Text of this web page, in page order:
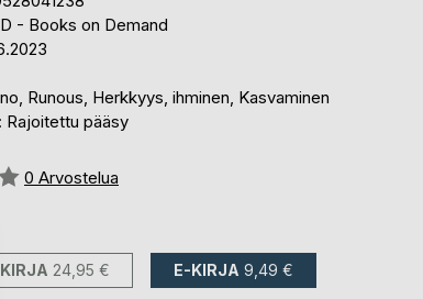
- Books on Demand
Runous, Herkkyys, ihminen, Kasvaminen
pääsy
0 Arvostelua
KIRJA 24,95 € E-KIRJA 9,49 €